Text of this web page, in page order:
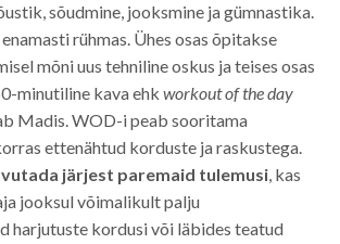
sõudmine, jooksmine ja gümnastika.
rühmas. Ühes osas õpitakse
mõni uus tehniline oskus ja teises osas
minutiline kava ehk workout of the day
Madis. WOD-i peab sooritama
ettenähtud korduste ja raskustega.
järjest paremaid tulemusi, kas
jooksul võimalikult palju
harjutuste kordusi või läbides teatud